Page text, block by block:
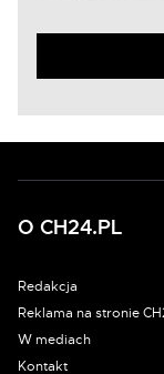
O CH24.PL
Redakcja
Reklama na stronie
W mediach
Kontakt